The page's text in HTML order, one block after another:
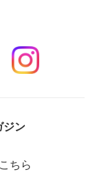
ジン
ちら